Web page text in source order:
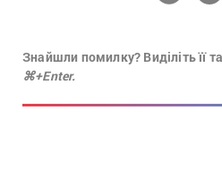
Знайшли помилку? Виділіть її
⌘+Enter.